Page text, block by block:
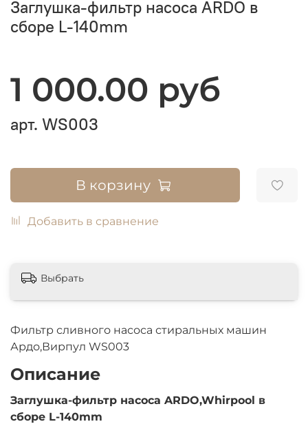
Заглушка-фильтр насоса ARDO в
сборе L-140mm
1 000.00 руб
арт. WS003
В корзину
Добавить в сравнение
Фильтр сливного насоса стиральных машин
Ардо,Вирпул WS003
Описание
Заглушка-фильтр насоса ARDO,Whirpool в
сборе L-140mm
Выбрать